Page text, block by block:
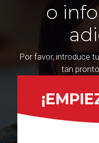
o
Por favor, introduce
tan